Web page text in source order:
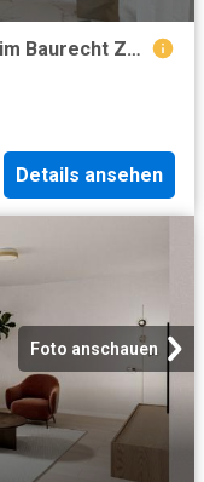
Renovierte Maisonette Wohnung im Baurecht Zentral gelegen mit Aussicht und Cheminée
Details ansehen
Foto anschauen